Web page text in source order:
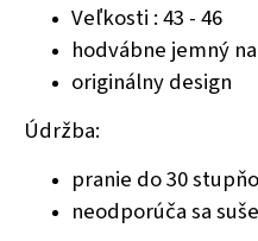
Veľkosti : 43 - 46
hodvábne jemný
originálny design
Údržba:
pranie do 30
neodporúča sa